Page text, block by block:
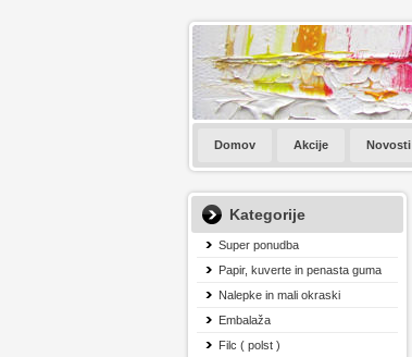
Domov Akcije Novosti
Kategorije
Super ponudba
Papir, kuverte in penasta guma
Nalepke in mali okraski
Embalaža
Filc ( polst )